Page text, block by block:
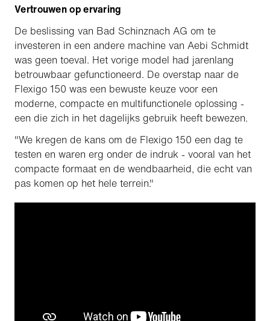
Vertrouwen op ervaring
De beslissing van Bad Schinznach AG om te
investeren in een andere machine van Aebi Schmidt
was geen toeval. Het vorige model had jarenlang
betrouwbaar gefunctioneerd. De overstap naar de
Flexigo 150 was een bewuste keuze voor een
moderne, compacte en multifunctionele oplossing -
een die zich in het dagelijks gebruik heeft bewezen.
"We kregen de kans om de Flexigo 150 een dag te
testen en waren erg onder de indruk - vooral van het
compacte formaat en de wendbaarheid, die echt van
pas komen op het hele terrein."